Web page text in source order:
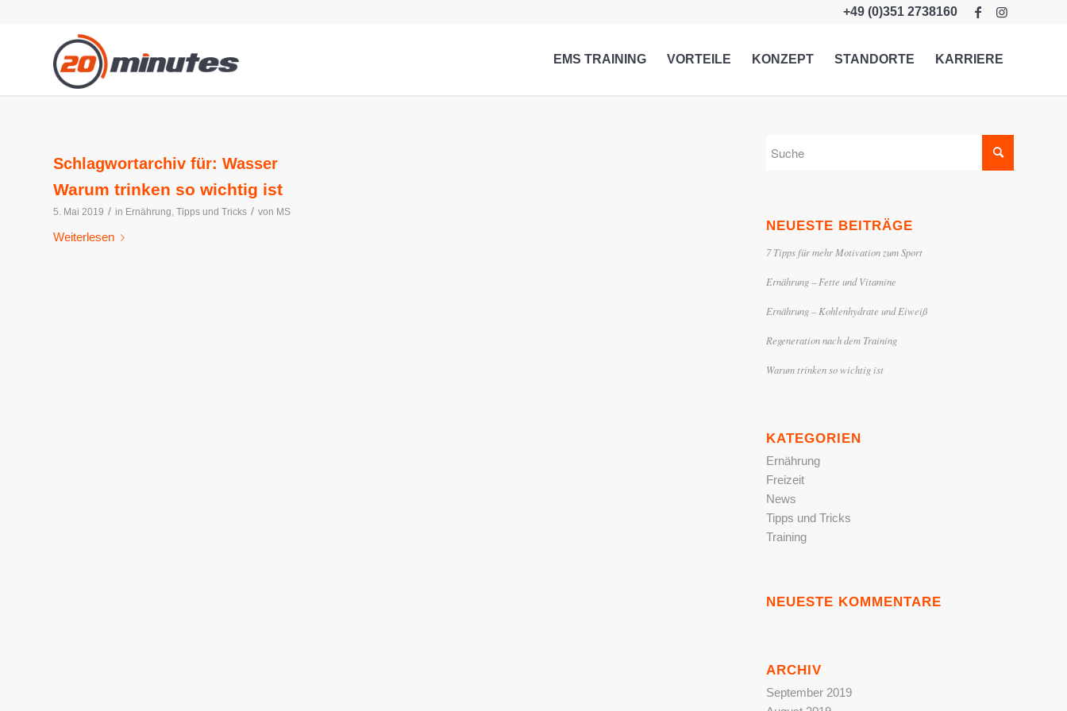
+49 (0)351 2738160
EMS TRAINING VORTEILE KONZEPT STANDORTE KARRIERE
Schlagwortarchiv für: Wasser
Warum trinken so wichtig ist
5. Mai 2019 / in Ernährung, Tipps und Tricks / von MS
Weiterlesen
NEUESTE BEITRÄGE
7 Tipps für mehr Motivation zum Sport
Ernährung – Fette und Vitamine
Ernährung – Kohlenhydrate und Eiweiß
Regeneration nach dem Training
Warum trinken so wichtig ist
KATEGORIEN
Ernährung
Freizeit
News
Tipps und Tricks
Training
NEUESTE KOMMENTARE
ARCHIV
September 2019